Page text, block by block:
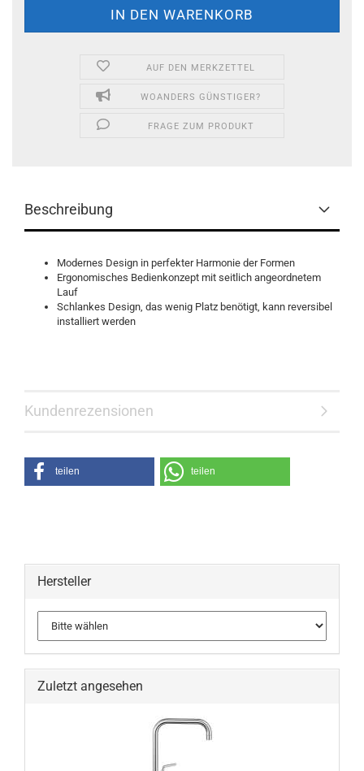
AUF DEN MERKZETTEL
WOANDERS GÜNSTIGER?
FRAGE ZUM PRODUKT
Beschreibung
Modernes Design in perfekter Harmonie der Formen
Ergonomisches Bedienkonzept mit seitlich angeordnetem
Lauf
Schlankes Design, das wenig Platz benötigt, kann reversibel
installiert werden
Kundenrezensionen
teilen teilen
Hersteller
Zuletzt angesehen